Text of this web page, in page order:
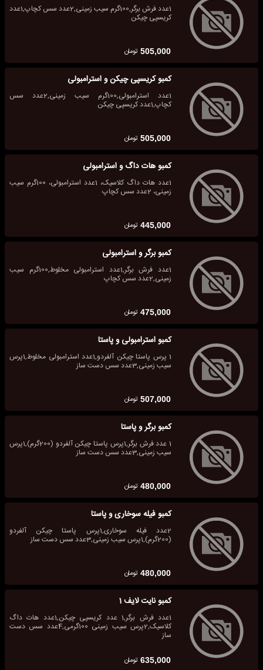
1عدد فرش برگر,100گرم سیب زمینی,2عدد سس کچاپ,1عدد
کریسپی چیکن
505,000 تومان
کمبو کریسپی چیکن و استرامبولی
1عدد استرامبولی,100گرم سیب زمینی,2عدد سس
کچاپ,1عدد کریسپی چیکن
505,000 تومان
کمبو هات داگ و استرامبولی
1عدد هات داگ کلاسیک، 1عدد استرامبولی، 100گرم سیب
زمینی، 2عدد سس کچاپ
445,000 تومان
کمبو برگر و استرامبولی
1عدد فرش برگر,1عدد استرامبولی مخلوط,100گرم سیب
زمینی,2عدد سس کچاپ
475,000 تومان
کمبو استرامبولی و پاستا
1 پرس پاستا چیکن آلفردو,1عدد استرامبولی مخلوط,1پرس
سیب زمینی,3عدد سس دست ساز
507,000 تومان
کمبو برگر و پاستا
1 عدد فرش برگر,1پرس پاستا چیکن آلفردو (200گرم),1پرس
سیب زمینی,3عدد سس دست ساز
480,000 تومان
کمبو فیله سوخاری و پاستا
2عدد فیله سوخاری,1پرس پاستا چیکن آلفردو
(200گرم),1پرس سیب زمینی,3عدد سس دست ساز
480,000 تومان
کمبو نایت لایف 1
1عدد فرش برگر,1 عدد کریسپی چیکن,1عدد هات داگ
کلاسیک,2پرس سیب زمینی 100گرمی,4عدد سس دست
ساز
635,000 تومان